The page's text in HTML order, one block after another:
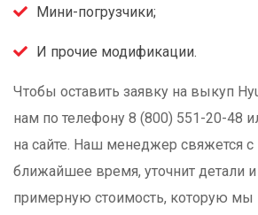
Мини-погрузчики;
И прочие модификации.
Чтобы оставить заявку на выкуп
нам по телефону 8 (800) 551-20-48
на сайте. Наш менеджер свяжется
ближайшее время, уточнит детали и
примерную стоимость, которую мы